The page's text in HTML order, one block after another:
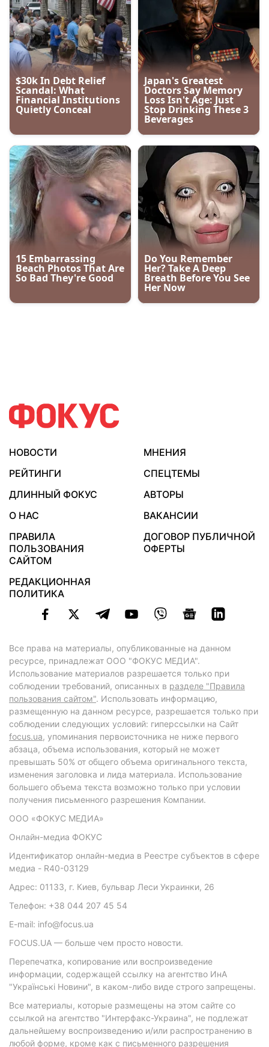
НОВОСТИ
МНЕНИЯ
РЕЙТИНГИ
СПЕЦТЕМЫ
ДЛИННЫЙ ФОКУС
АВТОРЫ
О НАС
ВАКАНСИИ
ПРАВИЛА
ПОЛЬЗОВАНИЯ
САЙТОМ
ДОГОВОР ПУБЛИЧНОЙ
ОФЕРТЫ
РЕДАКЦИОННАЯ
ПОЛИТИКА
Все права на материалы, опубликованные на данном
ресурсе, принадлежат ООО "ФОКУС МЕДИА".
Использование материалов разрешается только при
соблюдении требований, описанных в разделе "Правила
пользования сайтом". Использовать информацию,
размещенную на данном ресурсе, разрешается только при
соблюдении следующих условий: гиперссылки на Сайт
focus.ua, упоминания первоисточника не ниже первого
абзаца, объема использования, который не может
превышать 50% от общего объема оригинального текста,
изменения заголовка и лида материала. Использование
большего объема текста возможно только при условии
получения письменного разрешения Компании.
ООО «ФОКУС МЕДИА»
Онлайн-медиа ФОКУС
Идентификатор онлайн-медиа в Реестре субъектов в сфере
медиа - R40-03129
Адрес: 01133, г. Киев, бульвар Леси Украинки, 26
Телефон: +38 044 207 45 54
E-mail: info@focus.ua
FOCUS.UA — больше чем просто новости.
Перепечатка, копирование или воспроизведение
информации, содержащей ссылку на агентство ИнА
"Українські Новини", в каком-либо виде строго запрещены.
Все материалы, которые размещены на этом сайте со
ссылкой на агентство "Интерфакс-Украина", не подлежат
дальнейшему воспроизведению и/или распространению в
любой форме, кроме как с письменного разрешения